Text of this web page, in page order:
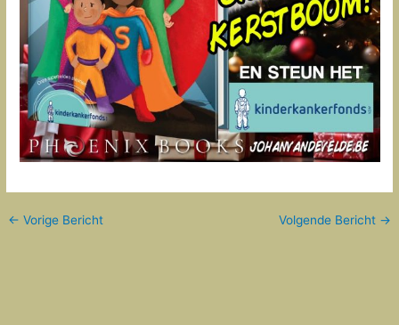
← Vorige Bericht Volgende Bericht →